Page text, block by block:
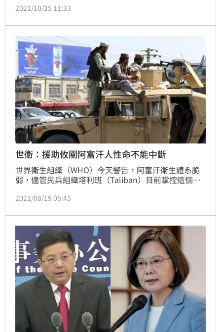
討論阿富汗的危機。
2021/10/25 11:33
世衛：援助攸關阿富汗人性命不能中斷
世界衛生組織（WHO）今天警告，阿富汗衛生體系脆
弱，儘管民兵組織塔利班（Taliban）目前掌控這個國
2021/08/19 05:45